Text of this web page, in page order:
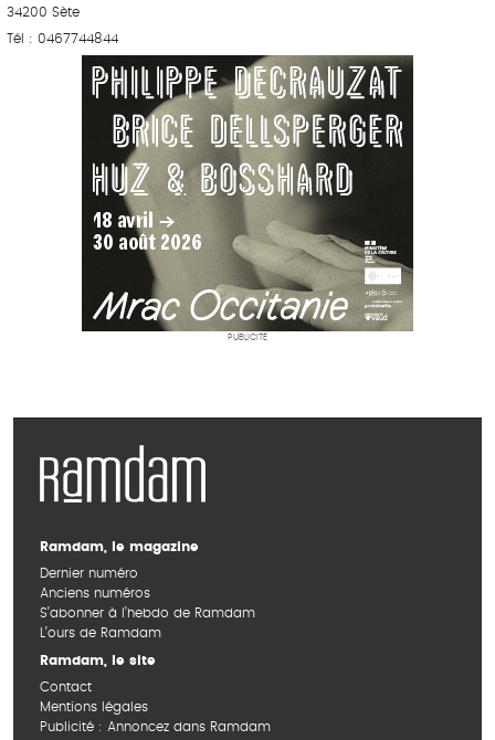
34200 Sète
Tél : 0467744844
PUBLICITÉ
Ramdam, le magazine
Dernier numéro
Anciens numéros
S’abonner à l’hebdo de Ramdam
L’ours de Ramdam
Ramdam, le site
Contact
Mentions légales
Publicité : Annoncez dans Ramdam